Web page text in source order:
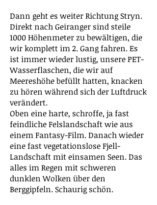
Dann geht es weiter Richtung Stryn.
Direkt nach Geiranger sind steile
1000 Höhenmeter zu bewältigen, die
wir komplett im 2. Gang fahren. Es
ist immer wieder lustig, unsere PET-
Wasserflaschen, die wir auf
Meereshöhe befüllt hatten, knacken
zu hören während sich der Luftdruck
verändert.
Oben eine harte, schroffe, ja fast
feindliche Felslandschaft wie aus
einem Fantasy-Film. Danach wieder
eine fast vegetationslose Fjell-
Landschaft mit einsamen Seen. Das
alles im Regen mit schweren
dunklen Wolken über den
Berggipfeln. Schaurig schön.